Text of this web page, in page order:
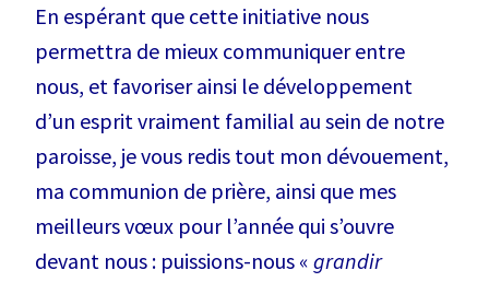
En espérant que cette initiative nous
permettra de mieux communiquer entre
nous, et favoriser ainsi le développement
d’un esprit vraiment familial au sein de notre
paroisse, je vous redis tout mon dévouement,
ma communion de prière, ainsi que mes
meilleurs vœux pour l’année qui s’ouvre
devant nous : puissions-nous « grandir